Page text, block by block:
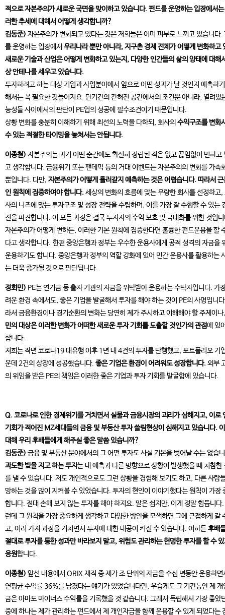
적으로 자본주의가 새로운 국면을 맞이하고 있습니다. 펀드를 운영하는 입장에서
러한 추세에 대해서 어떻게 생각합니까?
김동준) 자본주의가 변화되고 있다는 것은 저희들은 이미 피부로 느끼고 있습니다.
를 운영하는 입장에서 우리나라 뿐만 아니라, 지구촌 경제 전체가 어떻게 변화하고
새로운 기술과 산업은 어떻게 변화하고 있는지, 다양한 인간들의 삶의 양태에 대해
상 안테나를 세우고 있습니다.
투자하려고 하는 대상 기업과 사업분야에서 앞으로 어떤 성과가 날 것인지 예측하
해서는 꼭 필요한 것들이지요. 단기간의 갇혀진 공간에서의 조건뿐 아니라, 열려있
능성들 사이에서의 판단이 PE업의 성공에 필수조건이기 때문입니다.
상황 변화를 충분히 이해하기 위해 최선의 노력을 다하되, 회사의 수익구조를 변화
수 있는 적절한 타이밍을 놓쳐서는 안됩니다.
이종철) 자본주의는 과거 어떤 순간에도 확실히 정립된 적은 없고 끊임없이 변하고
고 생각합니다. 금융위기 또는 팬데믹 등의 거대 이벤트는 자본주의의 변화를 가속
뿐입니다. 다만, 자본주의가 어떻게 흘러갈지 예측하는 것은 어렵습니다. 따라서 근
인 원칙에 집중하여야 합니다.세상의 변화의 흐름에 맞는 우량한 회사를 선정하고,
사의 니즈에 맞는 투자구조 및 성장 전략을 수립하며, 이를 가장 잘 수행할 수 있는
진을 파견합니다. 이 모든 과정은 결국 투자자의 수익 보호 및 극대화를 위한 것입
자본주의가 어떻게 변하든, 이러한 기본 원칙에 집중한다면 훌륭한 펀드운용을 할
다고 생각합니다. 한편 중앙은행과 정부는 우수한 운용사에게 공적 성격의 자금을
운용하기도 합니다. 중앙은행과 정부의 역할 강화에 있어 민간 운용사를 활용하는
는 더욱 증가될 것으로 판단됩니다.
정회민) PE는 연기금 등 출자 기관의 자금을 위탁받아 운용하는 수탁자입니다. 가
려운 환경 속에서도, 좋은 기업을 발굴해서 투자를 해야 하는 것이 PE의 사명입니
라서 금융환경이나 경기순환의 변화는 당연히 제가 주시하고 이해해야 할 주제이
민의 대상은 이러한 변화가 어떠한 새로운 투자 기회를 도출할 것인가의 관점에 있
합니다.
저희는 작년 코로나19 대유행 이후 1년 내 4건의 투자를 단행했고, 포트폴리오 기
운데 2건의 상장에 성공했습니다. 좋은 기업은 환경이 어려워도 성장합니다.외부
의 위임을 받은 PE의 책임은 이러한 좋은 기업과 투자 기회를 발굴함에 있습니다.
Q. 코로나로 인한 경제위기를 거치면서 실물과 금융시장의 괴리가 심해지고, 이로
기회가 적어진 MZ세대들의 금융 및 부동산 투자 쏠림현상이 심해지고 있습니다.
대해 우리 후배들에게 해주실 좋은 말씀 있습니까?
김동준) 금융 및 부동산 분야에서의 그 어떤 투자도 사실 기본을 벗어날 수는 없습
과도한 빚을 지고 하는 투자는 내 예측과 다른 방향으로 상황이 발생했을 때 처참한
를 낼 수 있습니다. 저도 개인적으로도 그런 상황을 경험해 보기도 하고, 다른 사람
망하는 것을 많이 지켜볼 수 있었습니다. 투자의 현인이 이야기했다는 원칙이 가장
합니다. 절대 손해 보지 않는 투자를 해야 하지요. 말은 쉽지만, 이게 정말 힘듭니다
런데 그 원칙을 가장 중요하게 생각하고 다양한 방안을 모색하면 그에 근접하게 갈
고, 여러 가지 과정을 거치면서 투자에 대한 내공이 커질 수 있습니다. 여하튼후배
절대로 투자를 통한 성과만 바라보지 말고, 위험도 관리하는 현명한 투자를 할 수
응원합니다.
이종철) 앞선 내용에서 ORIX 재직 중 제가 조 단위의 자금을 수십 년동안 운용하면
연평균 수익률 36%를 남겼다는 얘기가 있었습니다만, 우습게도 그 기간동안 제 개
금은 아마도 마이너스 수익률을 기록했을 것 같습니다. 그래서 독립해서 가장 좋았
중에 하나는 제가 관리하는 펀드에서 제 개인자금을 함께 운용할 수 있게 되었다는